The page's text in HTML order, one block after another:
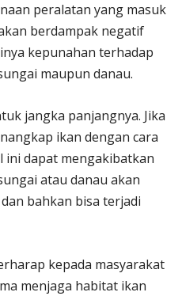
peralatan yang masuk
berdampak negatif
kepunahan terhadap
maupun danau.
jangka panjangnya. Jika
ikan dengan cara
ini dapat mengakibatkan
atau danau akan
bahkan bisa terjadi
kepada masyarakat
menjaga habitat ikan